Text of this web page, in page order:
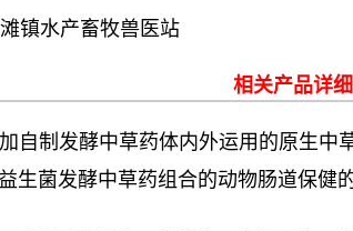
镇水产畜牧兽医站
相关产品详
制发酵中草药体内外运用的原生中
菌发酵中草药组合的动物肠道保健